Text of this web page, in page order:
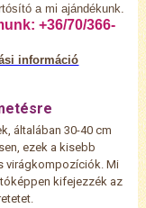
a mi ajándékunk.
+36/70/366-
információ
általában 30-40 cm
ezek a kisebb
virágkompozíciók. Mi
kifejezzék az